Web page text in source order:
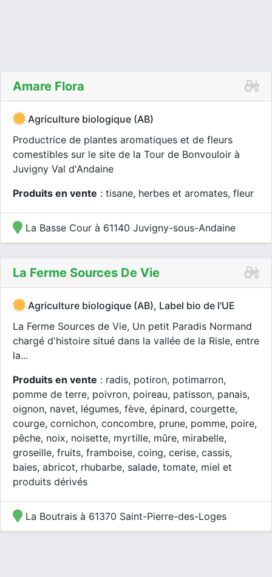
Amare Flora
Agriculture biologique (AB)
Productrice de plantes aromatiques et de fleurs
comestibles sur le site de la Tour de Bonvouloir à
Juvigny Val d'Andaine
Produits en vente : tisane, herbes et aromates, fleur
La Basse Cour à 61140 Juvigny-sous-Andaine
La Ferme Sources De Vie
Agriculture biologique (AB), Label bio de l'UE
La Ferme Sources de Vie, Un petit Paradis Normand
chargé d'histoire situé dans la vallée de la Risle, entre
la...
Produits en vente : radis, potiron, potimarron,
pomme de terre, poivron, poireau, patisson, panais,
oignon, navet, légumes, fève, épinard, courgette,
courge, cornichon, concombre, prune, pomme, poire,
pêche, noix, noisette, myrtille, mûre, mirabelle,
groseille, fruits, framboise, coing, cerise, cassis,
baies, abricot, rhubarbe, salade, tomate, miel et
produits dérivés
La Boutrais à 61370 Saint-Pierre-des-Loges